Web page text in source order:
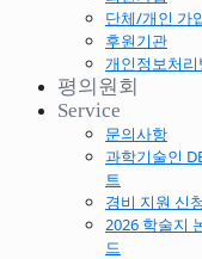
단체/개인 가
후원기관
개인정보처리
평의원회
Service
문의사항
과학기술인
트
경비 지원 신
2026 학술지
드